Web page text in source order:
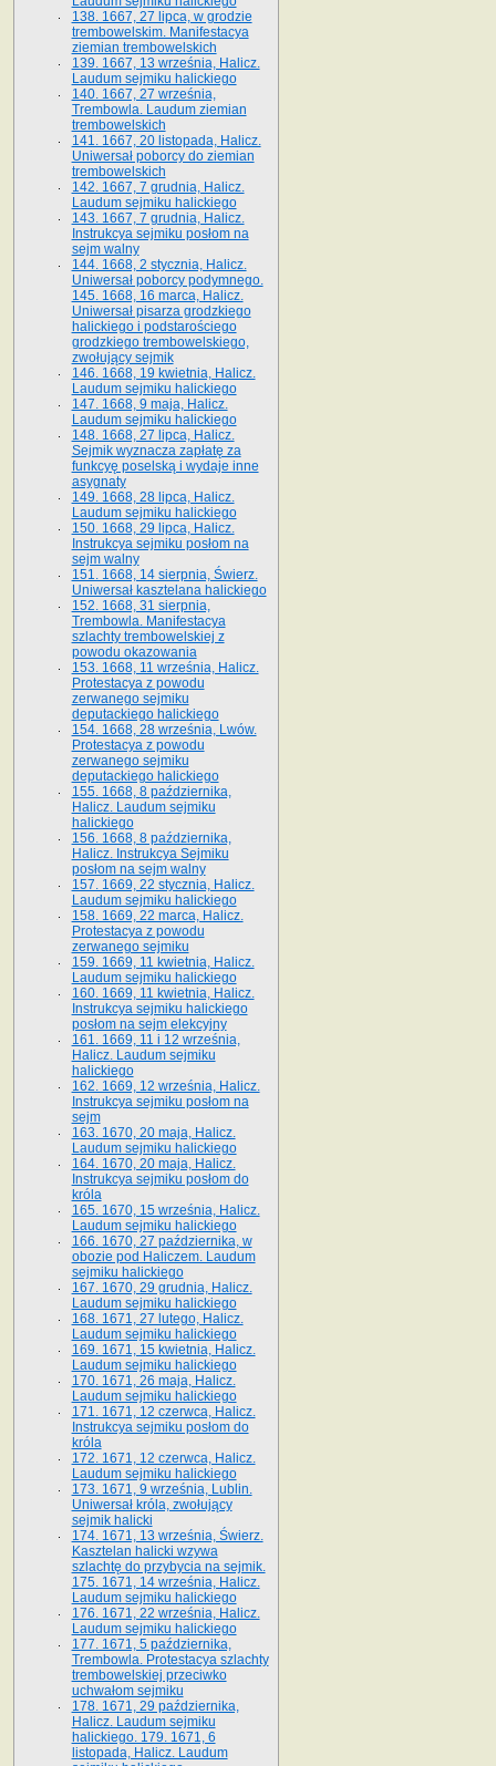
138. 1667, 27 lipca, w grodzie
trembowelskim. Manifestacya
ziemian trembowelskich
139. 1667, 13 września, Halicz.
Laudum sejmiku halickiego
140. 1667, 27 września,
Trembowla. Laudum ziemian
trembowelskich
141. 1667, 20 listopada, Halicz.
Uniwersał poborcy do ziemian
trembowelskich
142. 1667, 7 grudnia, Halicz.
Laudum sejmiku halickiego
143. 1667, 7 grudnia, Halicz.
Instrukcya sejmiku posłom na
sejm walny
144. 1668, 2 stycznia, Halicz.
Uniwersał poborcy podymnego.
145. 1668, 16 marca, Halicz.
Uniwersał pisarza grodzkiego
halickiego i podstarościego
grodzkiego trembowelskiego,
zwołujący sejmik
146. 1668, 19 kwietnia, Halicz.
Laudum sejmiku halickiego
147. 1668, 9 maja, Halicz.
Laudum sejmiku halickiego
148. 1668, 27 lipca, Halicz.
Sejmik wyznacza zapłatę za
funkcyę poselską i wydaje inne
asygnaty
149. 1668, 28 lipca, Halicz.
Laudum sejmiku halickiego
150. 1668, 29 lipca, Halicz.
Instrukcya sejmiku posłom na
sejm walny
151. 1668, 14 sierpnia, Świerz.
Uniwersał kasztelana halickiego
152. 1668, 31 sierpnia,
Trembowla. Manifestacya
szlachty trembowelskiej z
powodu okazowania
153. 1668, 11 września, Halicz.
Protestacya z powodu
zerwanego sejmiku
deputackiego halickiego
154. 1668, 28 września, Lwów.
Protestacya z powodu
zerwanego sejmiku
deputackiego halickiego
155. 1668, 8 października,
Halicz. Laudum sejmiku
halickiego
156. 1668, 8 października,
Halicz. Instrukcya Sejmiku
posłom na sejm walny
157. 1669, 22 stycznia, Halicz.
Laudum sejmiku halickiego
158. 1669, 22 marca, Halicz.
Protestacya z powodu
zerwanego sejmiku
159. 1669, 11 kwietnia, Halicz.
Laudum sejmiku halickiego
160. 1669, 11 kwietnia, Halicz.
Instrukcya sejmiku halickiego
posłom na sejm elekcyjny
161. 1669, 11 i 12 września,
Halicz. Laudum sejmiku
halickiego
162. 1669, 12 września, Halicz.
Instrukcya sejmiku posłom na
sejm
163. 1670, 20 maja, Halicz.
Laudum sejmiku halickiego
164. 1670, 20 maja, Halicz.
Instrukcya sejmiku posłom do
króla
165. 1670, 15 września, Halicz.
Laudum sejmiku halickiego
166. 1670, 27 października, w
obozie pod Haliczem. Laudum
sejmiku halickiego
167. 1670, 29 grudnia, Halicz.
Laudum sejmiku halickiego
168. 1671, 27 lutego, Halicz.
Laudum sejmiku halickiego
169. 1671, 15 kwietnia, Halicz.
Laudum sejmiku halickiego
170. 1671, 26 maja, Halicz.
Laudum sejmiku halickiego
171. 1671, 12 czerwca, Halicz.
Instrukcya sejmiku posłom do
króla
172. 1671, 12 czerwca, Halicz.
Laudum sejmiku halickiego
173. 1671, 9 września, Lublin.
Uniwersał króla, zwołujący
sejmik halicki
174. 1671, 13 września, Świerz.
Kasztelan halicki wzywa
szlachtę do przybycia na sejmik.
175. 1671, 14 września, Halicz.
Laudum sejmiku halickiego
176. 1671, 22 września, Halicz.
Laudum sejmiku halickiego
177. 1671, 5 października,
Trembowla. Protestacya szlachty
trembowelskiej przeciwko
uchwałom sejmiku
178. 1671, 29 października,
Halicz. Laudum sejmiku
halickiego. 179. 1671, 6
listopada, Halicz. Laudum